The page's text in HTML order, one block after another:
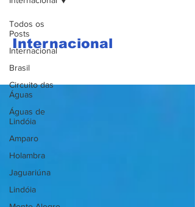
Todos os
Posts
Internacional
Brasil
Circuito das
Águas
Águas de
Lindóia
Amparo
Holambra
Jaguariúna
Lindóia
Internacional